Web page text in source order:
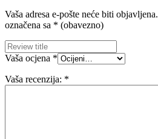
Vaša adresa e-pošte neće biti objavljena.
označena sa * (obavezno)
Vaša ocjena *
Vaša recenzija: *